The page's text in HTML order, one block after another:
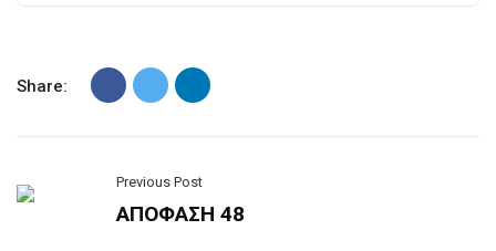
Share:
Previous Post
ΑΠΟΦΑΣΗ 48